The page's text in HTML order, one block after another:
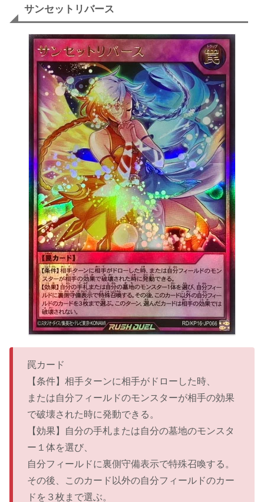
サンセットリバース
罠カード
【条件】相手ターンに相手がドローした時、
または自分フィールドのモンスターが相手の効果
で破壊された時に発動できる。
【効果】自分の手札または自分の墓地のモンスタ
ー１体を選び、
自分フィールドに裏側守備表示で特殊召喚する。
その後、このカード以外の自分フィールドのカー
ドを３枚まで選ぶ。